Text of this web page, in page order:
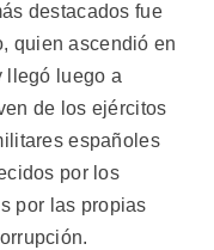
destacados fue
quien ascendió en
llegó luego a
de los ejércitos
españoles
por los
por las propias